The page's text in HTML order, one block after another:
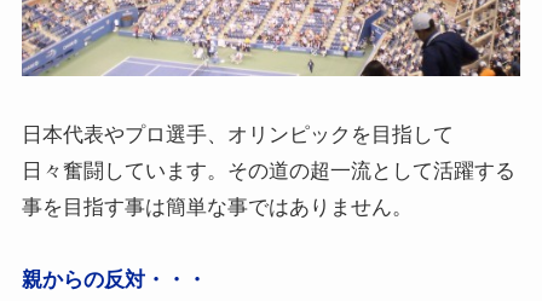
日本代表やプロ選手、オリンピックを目指して
日々奮闘しています。その道の超一流として活躍する
事を目指す事は簡単な事ではありません。
親からの反対・・・